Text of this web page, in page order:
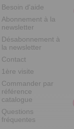
Besoin d'aide
Abonnement à la
newsletter
Désabonnement à
la newsletter
Contact
1ère visite
Commander par
référence
catalogue
Questions
fréquentes